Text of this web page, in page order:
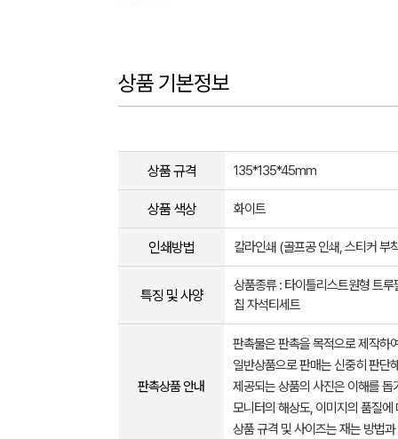
상품 기본정보
상품 규격 135*135*45mm
상품 색상 화이트
인쇄방법 칼라인쇄 (골프공 인쇄, 스티커 부
특징 및 사양
상품종류 : 타이틀리스트원형 트
칩 자석티세트
판촉상품 안내
판촉물은 판촉을 목적으로 제작하
일반상품으로 판매는 신중히 판단
제공되는 상품의 사진은 이해를
모니터의 해상도, 이미지의 품질
상품 규격 및 사이즈는 재는 방법